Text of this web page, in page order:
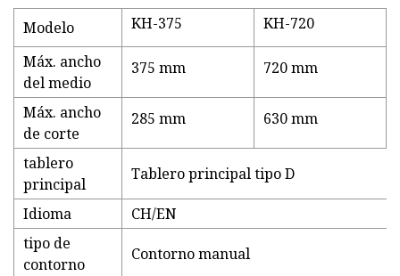
Modelo
KH-375 KH-720
Máx. ancho
del medio
375 mm 720 mm
Máx. ancho
de corte
285 mm 630 mm
tablero
principal
Tablero principal tipo D
Idioma
CH/EN
tipo de
contorno
Contorno manual